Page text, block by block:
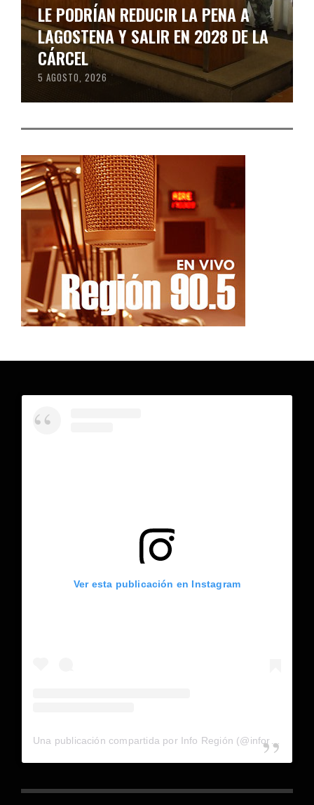
LE PODRÍAN REDUCIR LA PENA A
LAGOSTENA Y SALIR EN 2028 DE LA
CÁRCEL
5 AGOSTO, 2026
Ver esta publicación en Instagram
Una publicación compartida por Info Región (@inforegion_redes)